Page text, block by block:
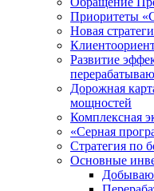
Приоритеты
Новая
Развитие
Дорожная
мощностей
Комплексная
«Серная
Стратегия по
Основные